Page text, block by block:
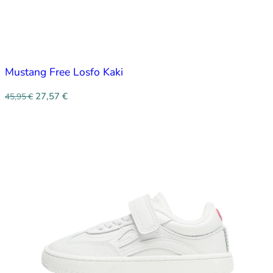
Mustang Free Losfo Kaki
45,95€ 27,57 €